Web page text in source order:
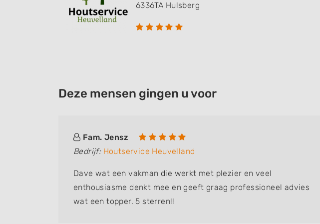
6336TA Hulsberg
Deze mensen gingen u voor
Fam. Jensz
Bedrijf: Houtservice Heuvelland
Dave wat een vakman die werkt met plezier en veel
enthousiasme denkt mee en geeft graag professioneel advies
wat een topper. 5 sterren!!